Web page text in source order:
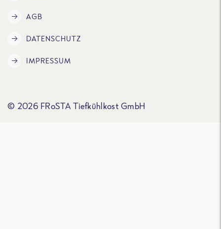
AGB
DATENSCHUTZ
IMPRESSUM
© 2026 FRoSTA Tiefkühlkost GmbH